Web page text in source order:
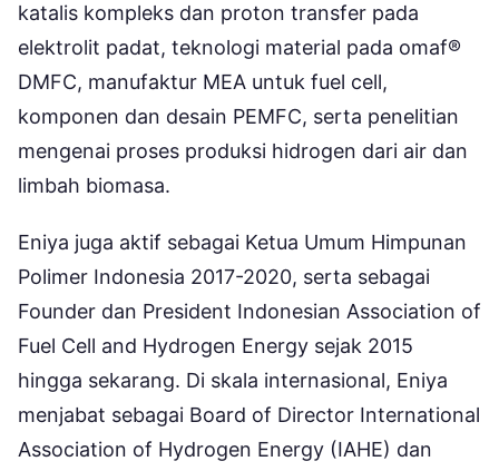
katalis kompleks dan proton transfer pada
elektrolit padat, teknologi material pada omaf®
DMFC, manufaktur MEA untuk fuel cell,
komponen dan desain PEMFC, serta penelitian
mengenai proses produksi hidrogen dari air dan
limbah biomasa.
Eniya juga aktif sebagai Ketua Umum Himpunan
Polimer Indonesia 2017-2020, serta sebagai
Founder dan President Indonesian Association of
Fuel Cell and Hydrogen Energy sejak 2015
hingga sekarang. Di skala internasional, Eniya
menjabat sebagai Board of Director International
Association of Hydrogen Energy (IAHE) dan